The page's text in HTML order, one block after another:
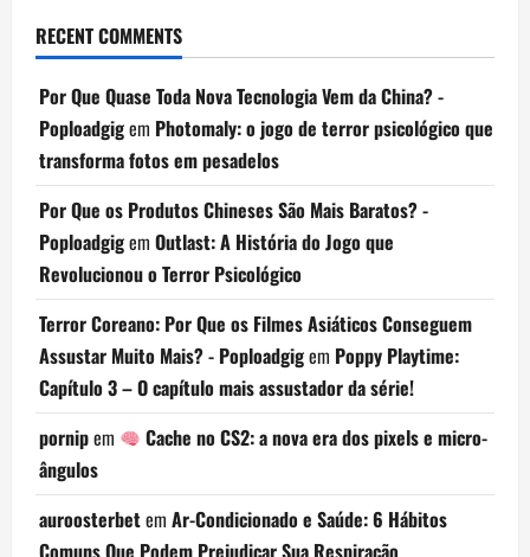
RECENT COMMENTS
Por Que Quase Toda Nova Tecnologia Vem da China? -
Poploadgigem Photomaly: o jogo de terror psicológico que
transforma fotos em pesadelos
Por Que os Produtos Chineses São Mais Baratos? -
Poploadgigem Outlast: A História do Jogo que
Revolucionou o Terror Psicológico
Terror Coreano: Por Que os Filmes Asiáticos Conseguem
Assustar Muito Mais? - Poploadgigem Poppy Playtime:
Capítulo 3 – O capítulo mais assustador da série!
pornipem
Cache no CS2: a nova era dos pixels e micro-
ângulos
auroosterbetem Ar-Condicionado e Saúde: 6 Hábitos
Comuns Que Podem Prejudicar Sua Respiração